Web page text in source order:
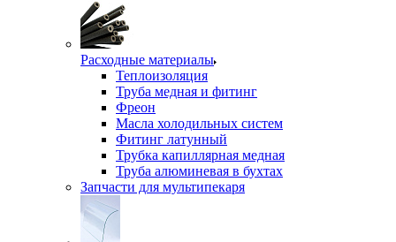
Расходные материалы
Теплоизоляция
Труба медная и фитинг
Фреон
Масла холодильных систем
Фитинг латунный
Трубка капиллярная медная
Труба алюминевая в бухтах
Запчасти для мультипекаря